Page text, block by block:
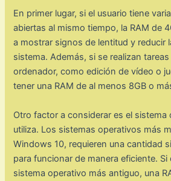
En primer lugar, si el usuario tiene
abiertas al mismo tiempo, la RAM de
a mostrar signos de lentitud y reducir
sistema. Además, si se realizan
ordenador, como edición de vídeo o
tener una RAM de al menos 8GB o
Otro factor a considerar es el sistema
utiliza. Los sistemas operativos más
Windows 10, requieren una cantidad
para funcionar de manera eficiente. Si
sistema operativo más antiguo, una